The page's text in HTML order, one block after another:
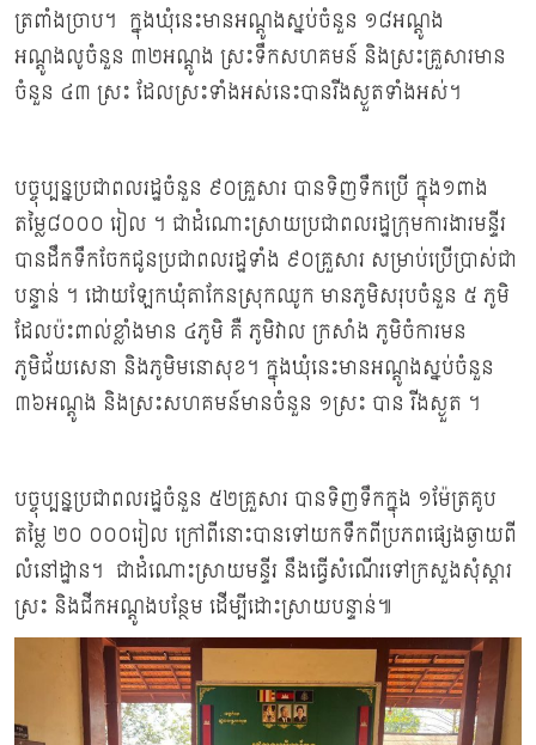
ត្រពាំងច្រាប។ ក្នុងឃុំនេះមានអណ្តូងស្នប់ចំនួន ១៨អណ្ដូង
អណ្តូងលូចំនួន ៣២អណ្ដូង ស្រះទឹកសហគមន៍ និងស្រះគ្រួសារមាន
ចំនួន ៤៣ ស្រះ ដែលស្រះទាំងអស់នេះបានរីងស្ងួតទាំងអស់។
បច្ចុប្បន្នប្រជាពលរដ្ឋចំនួន ៩០គ្រួសារ បានទិញទឹកប្រើ ក្នុង១ពាង
តម្លៃ៨០០០ រៀល ។ ជាដំណោះស្រាយប្រជាពលរដ្ឋក្រុមការងារមន្ទីរ
បានដឹកទឹកចែកជូនប្រជាពលរដ្ឋទាំង ៩០គ្រួសារ សម្រាប់ប្រើប្រាស់ជា
បន្ទាន់ ។ ដោយឡែកឃុំតាកែនស្រុកឈូក មានភូមិសរុបចំនួន ៥ ភូមិ
ដែលប៉ះពាល់ខ្លាំងមាន ៤ភូមិ គឺ ភូមិវាល ក្រសាំង ភូមិចំការមន
ភូមិជ័យសេនា និងភូមិមនោសុខ។ ក្នុងឃុំនេះមានអណ្តូងស្នប់ចំនួន
៣៦អណ្ដូង និងស្រះសហគមន៍មានចំនួន ១ស្រះ បាន រីងស្ងួត ។
បច្ចុប្បន្នប្រជាពលរដ្ឋចំនួន ៥២គ្រួសារ បានទិញទឹកក្នុង ១ម៉ែត្រគូប
តម្លៃ ២០ ០០០រៀល ក្រៅពីនោះបានទៅយកទឹកពីប្រភពផ្សេងឆ្ងាយពី
លំនៅដ្ឋាន។ ជាដំណោះស្រាយមន្ទីរ នឹងធ្វើសំណើរទៅក្រសួងសុំស្តារ
ស្រះ និងជីកអណ្តូងបន្ថែម ដើម្បីដោះស្រាយបន្ទាន់៕